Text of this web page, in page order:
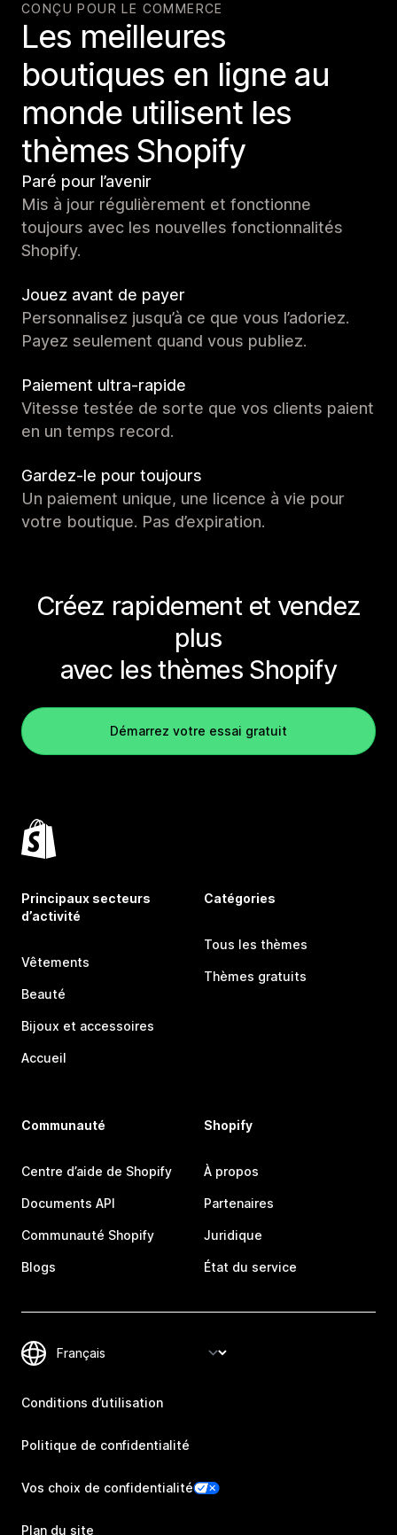
CONÇU POUR LE COMMERCE
Les meilleures
boutiques en ligne au
monde utilisent les
thèmes Shopify
Paré pour l’avenir
Mis à jour régulièrement et fonctionne
toujours avec les nouvelles fonctionnalités
Shopify.
Jouez avant de payer
Personnalisez jusqu’à ce que vous l’adoriez.
Payez seulement quand vous publiez.
Paiement ultra-rapide
Vitesse testée de sorte que vos clients paient
en un temps record.
Gardez-le pour toujours
Un paiement unique, une licence à vie pour
votre boutique. Pas d’expiration.
Créez rapidement et vendez
plus
avec les thèmes Shopify
Démarrez votre essai gratuit
Principaux secteurs
d’activité
Vêtements
Beauté
Bijoux et accessoires
Accueil
Catégories
Tous les thèmes
Thèmes gratuits
Communauté
Centre d’aide de Shopify
Documents API
Communauté Shopify
Blogs
Shopify
À propos
Partenaires
Juridique
État du service
Conditions d’utilisation
Politique de confidentialité
Vos choix de confidentialité
Plan du site